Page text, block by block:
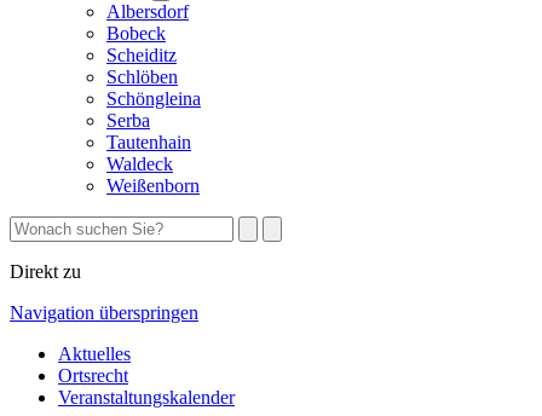
Albersdorf
Bobeck
Scheiditz
Schlöben
Schöngleina
Serba
Tautenhain
Waldeck
Weißenborn
Direkt zu
Navigation überspringen
Aktuelles
Ortsrecht
Veranstaltungskalender